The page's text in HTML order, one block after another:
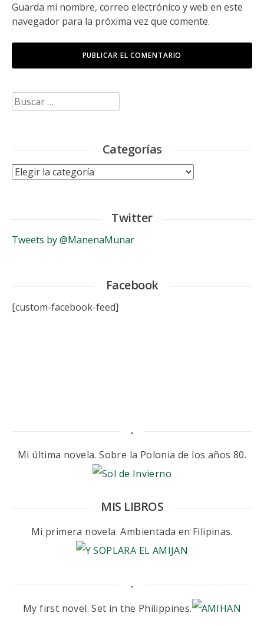
Guarda mi nombre, correo electrónico y web en este
navegador para la próxima vez que comente.
Buscar:
Categorías
Categorías
Twitter
Tweets by @ManenaMunar
Facebook
[custom-facebook-feed]
.
Mi última novela. Sobre la Polonia de los años 80.
MIS LIBROS
Mi primera novela. Ambientada en Filipinas.
.
My first novel. Set in the Philippines.